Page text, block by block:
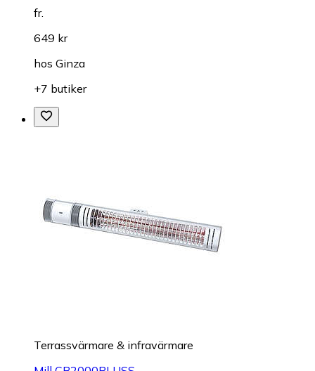
fr.
649 kr
hos Ginza
+7 butiker
Terrassvärmare & infravärmare